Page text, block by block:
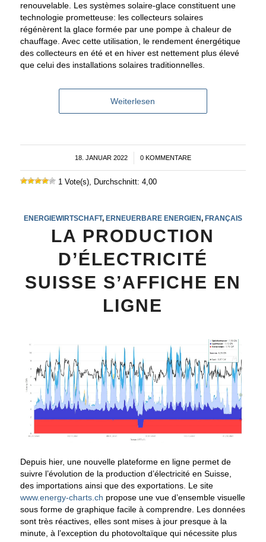
renouvelable. Les systèmes solaire-glace constituent une
technologie prometteuse: les collecteurs solaires
régénèrent la glace formée par une pompe à chaleur de
chauffage. Avec cette utilisation, le rendement énergétique
des collecteurs en été et en hiver est nettement plus élevé
que celui des installations solaires traditionnelles.
Weiterlesen
18. JANUAR 2022
/ 0 KOMMENTARE
1 Vote(s), Durchschnitt: 4,00
ENERGIEWIRTSCHAFT, ERNEUERBARE ENERGIEN, FRANÇAIS
LA PRODUCTION
D’ÉLECTRICITÉ
SUISSE S’AFFICHE EN
LIGNE
Depuis hier, une nouvelle plateforme en ligne permet de
suivre l’évolution de la production d’électricité en Suisse,
des importations ainsi que des exportations. Le site
www.energy-charts.ch propose une vue d’ensemble visuelle
sous forme de graphique facile à comprendre. Les données
sont très réactives, elles sont mises à jour presque à la
minute, à l’exception du photovoltaïque qui nécessite plus